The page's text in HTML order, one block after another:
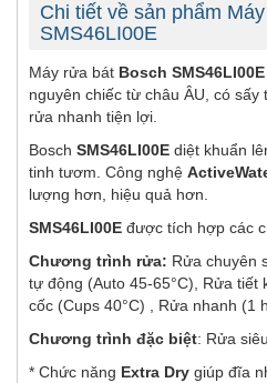
Chi tiết về sản phẩm
SMS46LI00E
Máy rửa bát Bosch SMS46LI00E
nguyên chiếc từ châu ÂU, có
rửa nhanh tiện lợi.
Bosch SMS46LI00E diệt khuẩn
tinh tươm. Công nghệ
lượng hơn, hiệu quả hơn.
SMS46LI00E được tích hợp các
Chương trình rửa: Rửa chuyên
tự động (Auto 45-65°C), Rửa tiết
cốc (Cups 40°C) , Rửa nhanh (1
Chương trình đặc biệt: Rửa
* Chức năng Extra Dry giúp đĩa